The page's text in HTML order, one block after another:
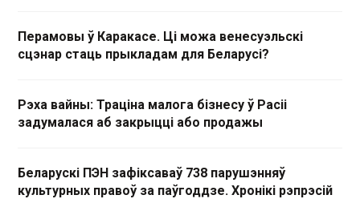
Перамовы ў Каракасе. Ці можа венесуэльскі
сцэнар стаць прыкладам для Беларусі?
Рэха вайны: Траціна малога бізнесу ў Расіі
задумалася аб закрыцці або продажы
Беларускі ПЭН зафіксаваў 738 парушэнняў
культурных правоў за паўгоддзе. Хронікі рэпрэсій